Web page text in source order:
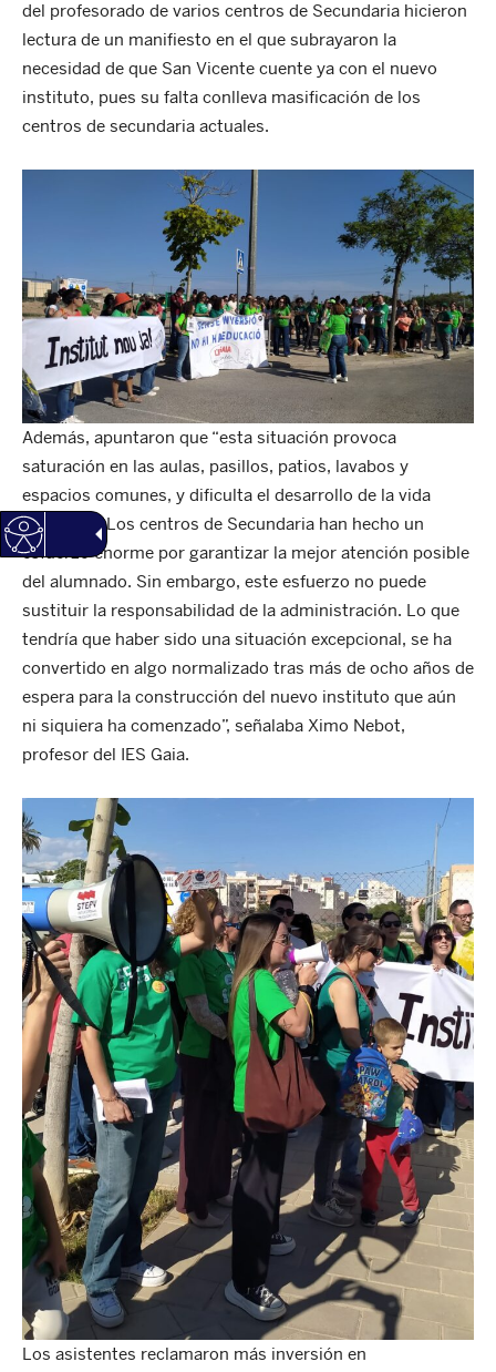
del profesorado de varios centros de Secundaria hicieron
lectura de un manifiesto en el que subrayaron la
necesidad de que San Vicente cuente ya con el nuevo
instituto, pues su falta conlleva masificación de los
centros de secundaria actuales.
Además, apuntaron que “esta situación provoca
saturación en las aulas, pasillos, patios, lavabos y
espacios comunes, y dificulta el desarrollo de la vida
educativa. Los centros de Secundaria han hecho un
esfuerzo enorme por garantizar la mejor atención posible
del alumnado. Sin embargo, este esfuerzo no puede
sustituir la responsabilidad de la administración. Lo que
tendría que haber sido una situación excepcional, se ha
convertido en algo normalizado tras más de ocho años de
espera para la construcción del nuevo instituto que aún
ni siquiera ha comenzado”, señalaba Ximo Nebot,
profesor del IES Gaia.
Los asistentes reclamaron más inversión en